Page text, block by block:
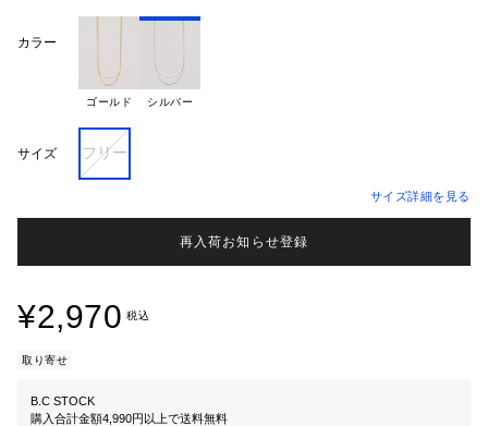
カラー
ゴールド シルバー
サイズ フリー
サイズ詳細を見る
再入荷お知らせ登録
¥2,970 税込
取り寄せ
B.C STOCK
購入合計金額4,990円以上で送料無料